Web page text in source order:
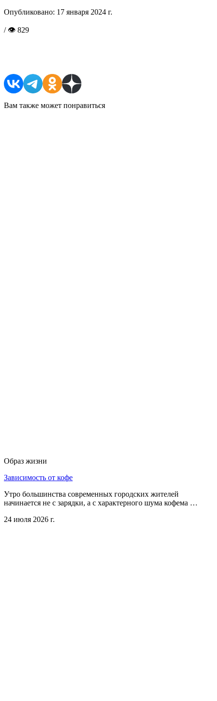
Опубликовано: 17 января 2024 г.
/ 👁 829
Вам также может понравиться
Образ жизни
Зависимость от кофе
Утро большинства современных городских жителей
начинается не с зарядки, а с характерного шума кофема …
24 июля 2026 г.